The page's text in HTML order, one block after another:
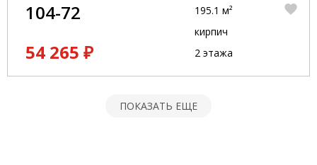
104-72
54 265 ₽
195.1 м²
кирпич
2 этажа
ПОКАЗАТЬ ЕЩЕ